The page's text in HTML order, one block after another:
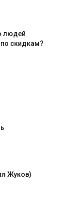
людей
скидкам?
Жуков)